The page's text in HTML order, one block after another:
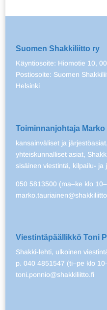
Suomen Shakkiliitto ry
Käyntiosoite: Hiomotie 10,
Postiosoite: Suomen
Helsinki
Toiminnanjohtaja Marko
kansainväliset ja
yhteiskunnalliset asiat,
sisäinen viestintä, kilpailu- ja
050 5813500 (ma–ke klo
Viestintäpäällikkö Toni
Shakki-lehti, ulkoinen
p. 040 4851547 (ti–pe klo
toni.ponnio@shakkiliitto.fi